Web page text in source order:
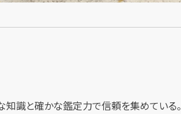
識と確かな鑑定力で信頼を集めている。